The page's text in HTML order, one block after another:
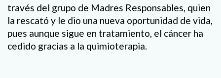
través del grupo de Madres Responsables, quien
la rescató y le dio una nueva oportunidad de vida,
pues aunque sigue en tratamiento, el cáncer ha
cedido gracias a la quimioterapia.